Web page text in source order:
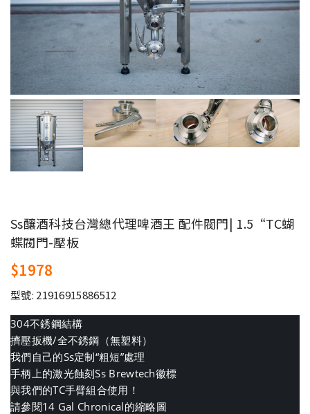
Ss釀酒科技台灣總代理啤酒王 配件閥門| 1.5“TC蝴
蝶閥門-壓板
$1978
型號: 21916915886512
304不銹鋼結構
擠壓扳機/全不銹鋼（無塑料）
我們自己的Ss定制“粗短”處理
手柄上的激光蝕刻Ss Brewtech徽標
與我們的TC手臂組合使用！
請參閱14 Gal Chronical的縮略圖